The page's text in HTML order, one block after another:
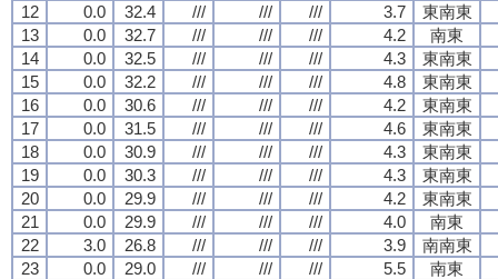
12
0.0 32.4 /// /// /// 3.7
東南東
13
0.0 32.7 /// /// /// 4.2
南東
14
0.0 32.5 /// /// /// 4.3
東南東
15
0.0 32.2 /// /// /// 4.8
東南東
16
0.0 30.6 /// /// /// 4.2
東南東
17
0.0 31.5 /// /// /// 4.6
東南東
18
0.0 30.9 /// /// /// 4.3
東南東
19
0.0 30.3 /// /// /// 4.3
東南東
20
0.0 29.9 /// /// /// 4.2
東南東
21
0.0 29.9 /// /// /// 4.0
南東
22
3.0 26.8 /// /// /// 3.9
南南東
23
0.0 29.0 /// /// /// 5.5
南東